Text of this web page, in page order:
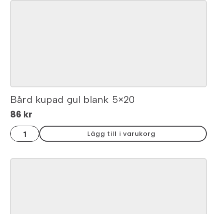
Bård kupad gul blank 5×20
86 kr
Bård
kupad
gul
5x20
Lägg till i varukorg